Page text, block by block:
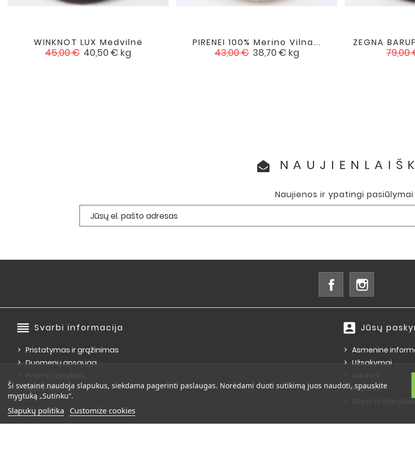
WINKNOT LUX Medvilnė
Įprasta
45,00 € Kaina
40,50 € kg
 favorite
PIRENEI 100% Merino Vilna...
Įprasta
43,00 € Kaina
38,70 € kg
 favorite
ZEGNA
79,00
Naujienos ir ypatingi pasiūlymai
Facebook
reorder Svarbi informacija
Pristatymas ir grąžinimas
Duomenų apsauga
Apie mus
account_box Jūsų
Asmeninė
Užsakymai
Kuponai
Mano
Ši svetainė naudoja slapukus, siekdama pagerinti paslaugas. Norėdami duoti sutikimą juos naudoti, spauskite
mygtuką „Sutinku“.
Slapukų politika Customize cookies